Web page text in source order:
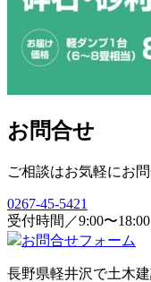
お問合せ
ご相談はお気軽にお
0267-45-5421
受付時間／9:00〜
お問合せフォーム
長野県軽井沢で土木